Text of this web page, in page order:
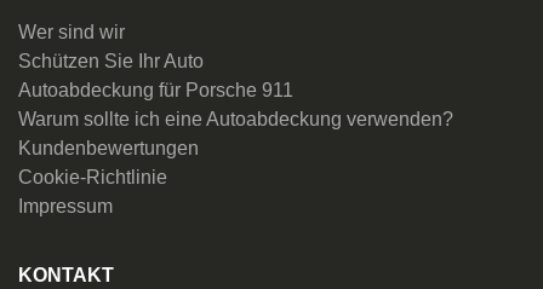
Wer sind wir
Schützen Sie Ihr Auto
Autoabdeckung für Porsche 911
Warum sollte ich eine Autoabdeckung verwenden?
Kundenbewertungen
Cookie-Richtlinie
Impressum
KONTAKT